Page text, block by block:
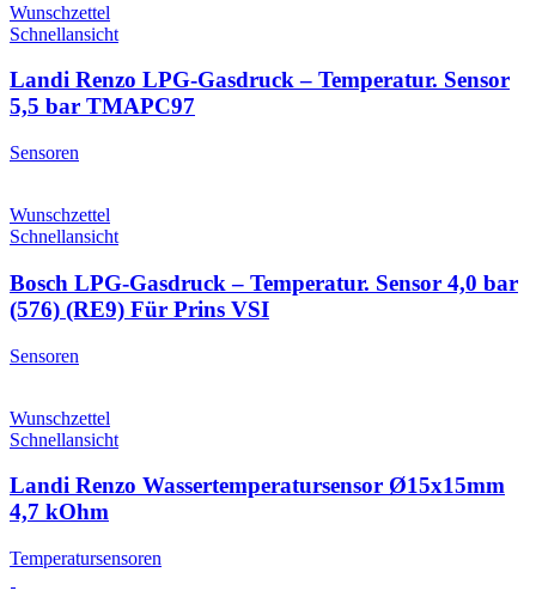
Wunschzettel
Schnellansicht
Landi Renzo LPG-Gasdruck – Temperatur. Sensor
5,5 bar TMAPC97
Sensoren
Wunschzettel
Schnellansicht
Bosch LPG-Gasdruck – Temperatur. Sensor 4,0 bar
(576) (RE9) Für Prins VSI
Sensoren
Wunschzettel
Schnellansicht
Landi Renzo Wassertemperatursensor Ø15x15mm
4,7 kOhm
Temperatursensoren